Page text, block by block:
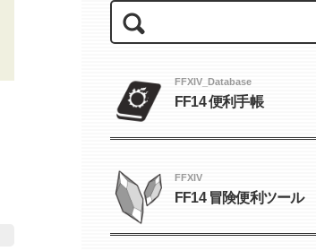
FFXIV_Database
FF14 便利手帳
FFXIV
FF14 冒険便利ツール